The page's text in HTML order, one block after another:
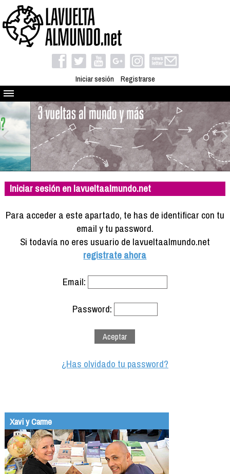
Iniciar sesión Registrarse
Quienes somos
El proyecto
Blog
Viaja con nosotros
Camino solidario
Libros
Compañeros de viaje
Info viajeros
Iniciar sesión en lavueltaalmundo.net
Para acceder a este apartado, te has de identificar con tu
email y tu password.
Si todavía no eres usuario de lavueltaalmundo.net
registrate ahora
Email:
Password:
¿Has olvidado tu password?
Xavi y Carme